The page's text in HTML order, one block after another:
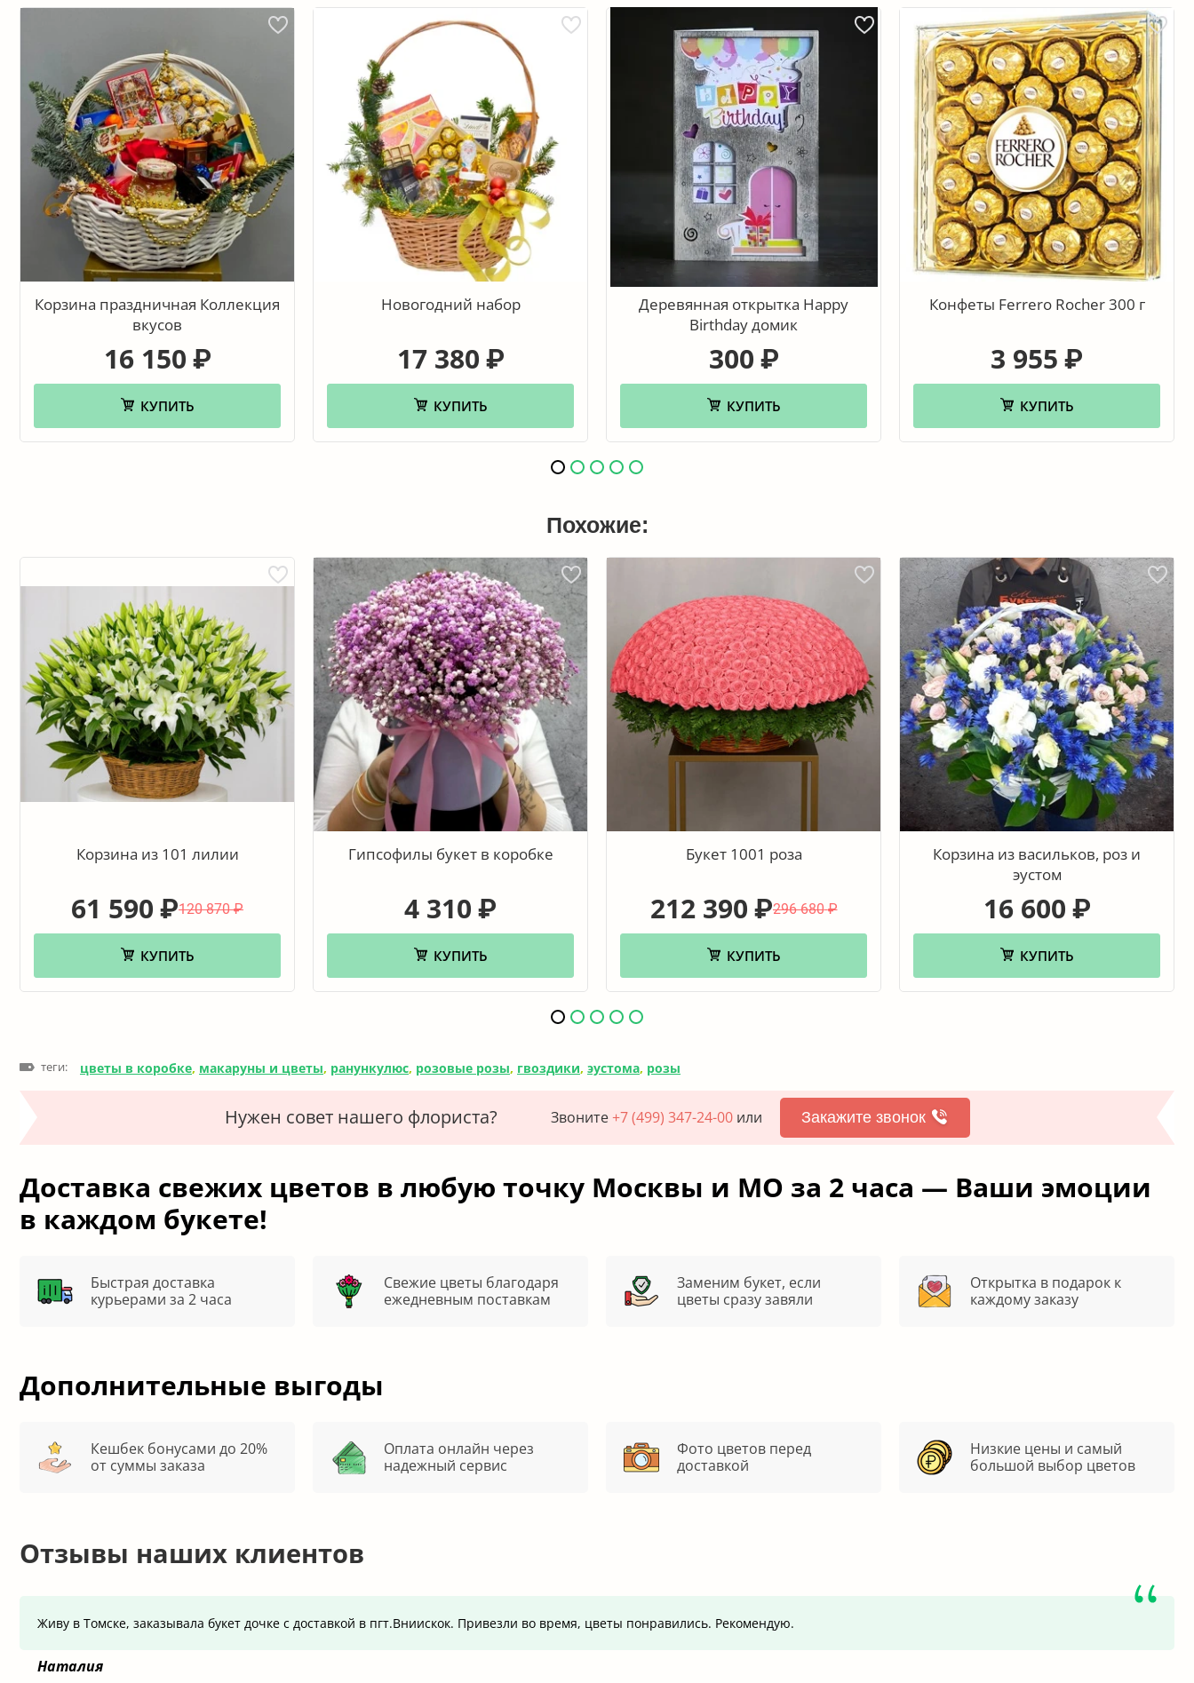
Корзина праздничная Коллекция
вкусов
16 150 ₽
КУПИТЬ
Новогодний набор
17 380 ₽
КУПИТЬ
Деревянная открытка Happy
Birthday домик
300 ₽
КУПИТЬ
Конфеты Ferrero Rocher 300 г
3 955 ₽
КУПИТЬ
Похожие:
Корзина из 101 лилии
120 870 ₽
61 590 ₽
КУПИТЬ
Гипсофилы букет в коробке
4 310 ₽
КУПИТЬ
Букет 1001 роза
296 680 ₽
212 390 ₽
КУПИТЬ
Корзина из васильков, роз и
эустом
16 600 ₽
КУПИТЬ
теги: цветы в коробке, макаруны и цветы, ранункулюс, розовые розы, гвоздики, эустома, розы
Нужен совет нашего флориста? Звоните+7 (499) 347-24-00или Закажите звонок
Доставка свежих цветов в любую точку Москвы и МО за 2 часа — Ваши эмоции
в каждом букете!
Быстрая доставка
курьерами за 2 часа
Свежие цветы благодаря
ежедневным поставкам
Заменим букет, если
цветы сразу завяли
Открытка в подарок к
каждому заказу
Дополнительные выгоды
Кешбек бонусами до 20%
от суммы заказа
Оплата онлайн через
надежный сервис
Фото цветов перед
доставкой
Низкие цены и самый
большой выбор цветов
Отзывы наших клиентов
Живу в Томске, заказывала букет дочке с доставкой в пгт.Вниискок. Привезли во время, цветы понравились. Рекомендую.
Наталия